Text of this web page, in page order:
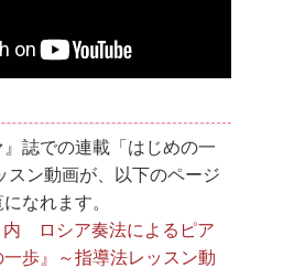
』誌での連載「はじめの一
スン動画が、以下のページ
なれます。
内 ロシア奏法によるピア
一歩』～指導法レッスン動